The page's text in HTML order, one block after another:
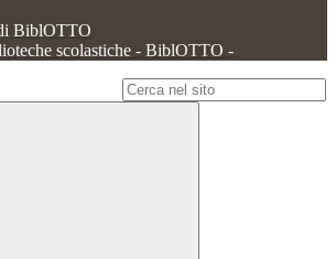
BiblOTTO
scolastiche - BiblOTTO -